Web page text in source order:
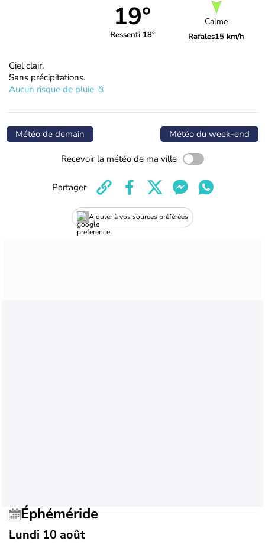
19°
Ressenti 18°
Calme
Rafales15 km/h
Ciel clair.
Sans précipitations.
Aucun risque de pluie
Météo de demain Météo du week-end
Recevoir la météo de ma ville
Ajouter à vos sources préférées
Partager
Éphéméride
Lundi 10 août